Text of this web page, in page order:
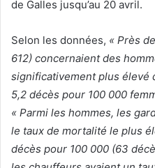
de Galles jusqu’au 20 avril.
Selon les données, « Près
612) concernaient des
significativement plus élevé
5,2 décès pour 100 000
« Parmi les hommes, les
le taux de mortalité le plus
décès pour 100 000 (63